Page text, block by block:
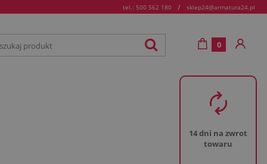
tel.: 500 562 180 / sklep24@armatura24.pl
0
14 dni na zwrot
towaru